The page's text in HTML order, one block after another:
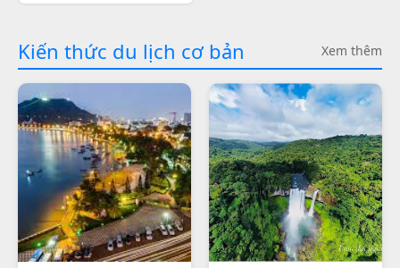
Kiến thức du lịch cơ bản Xem thêm